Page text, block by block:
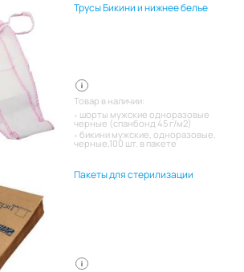
Трусы Бикини и нижнее белье
Товар в наличии:
шорты мужские одноразовые
черные (спанбонд 45 г/м2)
бикини мужские, одноразовые,
черные,100 шт. в пакете
Пакеты для стерилизации